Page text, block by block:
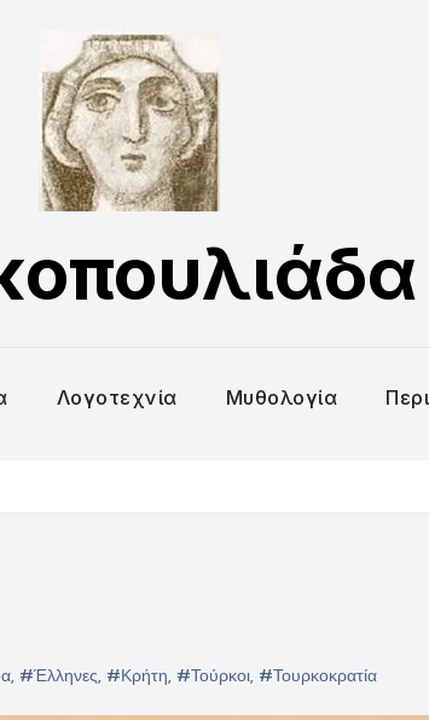
Λογοτεχνία Μυθολογία
, #Έλληνες, #Κρήτη, #Τούρκοι, #Τουρκοκρατία